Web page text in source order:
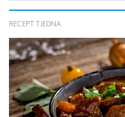
RECEPT TJEDNA